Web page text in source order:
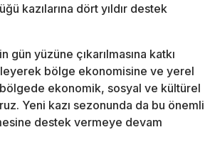
kazılarına dört yıldır destek
yüzüne çıkarılmasına katkı
bölge ekonomisine ve yerel
ekonomik, sosyal ve kültürel
Yeni kazı sezonunda da bu önemli
destek vermeye devam